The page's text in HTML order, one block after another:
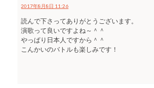
2017年8月8日 11:26
読んで下さってありがとうございます。
演歌って良いですよね～＾＾
やっぱり日本人ですから＾＾
こんかいのバトルも楽しみです！